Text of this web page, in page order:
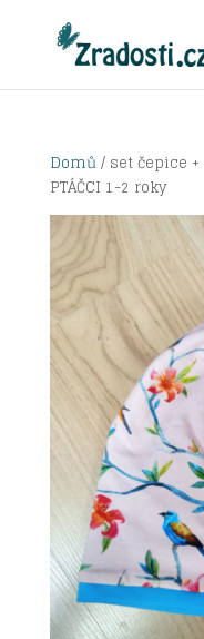
Domů/ set čepice
PTÁČCI 1-2 roky